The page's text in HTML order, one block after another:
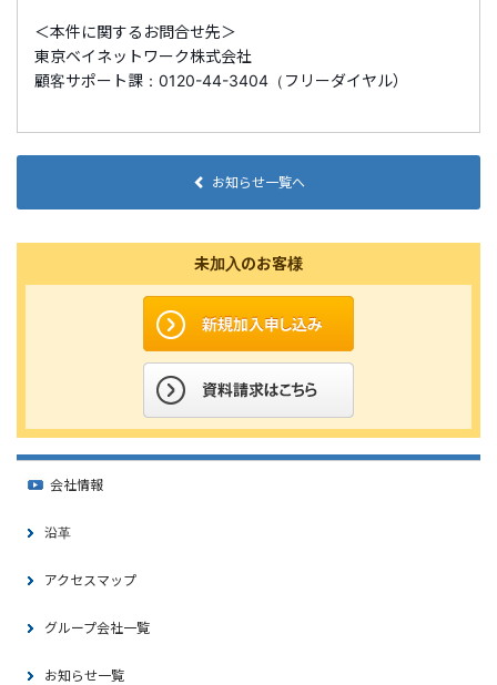
＜本件に関するお問合せ先＞
東京ベイネットワーク株式会社
顧客サポート課：0120-44-3404（フリーダイヤル）
お知らせ一覧へ
未加入のお客様
会社情報
沿革
アクセスマップ
グループ会社一覧
お知らせ一覧